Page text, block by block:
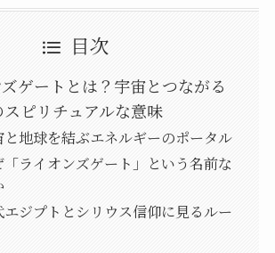
目次
ズゲートとは？宇宙とつながる
スピリチュアルな意味
と地球を結ぶエネルギーのポータル
「ライオンズゲート」という名前な
エジプトとシリウス信仰に見るルー